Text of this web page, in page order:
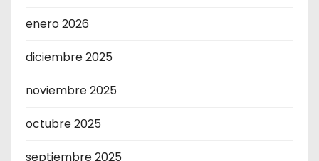
enero 2026
diciembre 2025
noviembre 2025
octubre 2025
septiembre 2025